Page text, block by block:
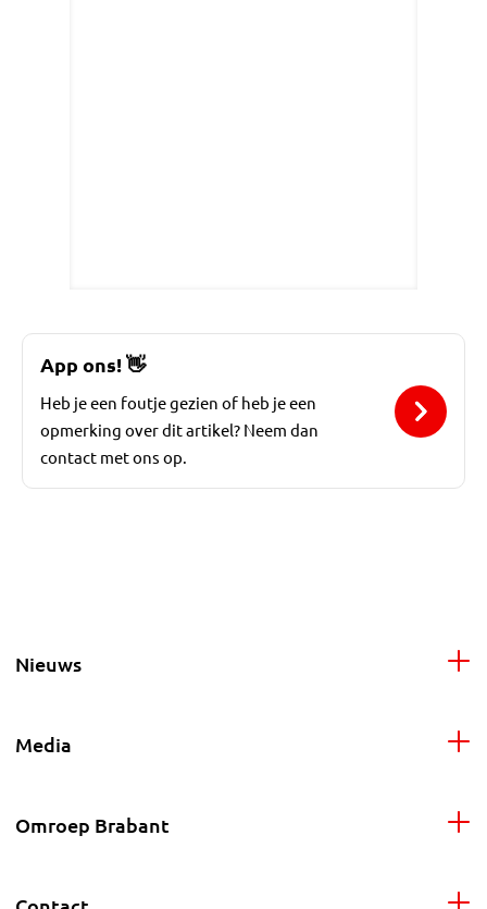
App ons!👋
Heb je een foutje gezien of heb je een
opmerking over dit artikel? Neem dan
contact met ons op.
Nieuws
Media
Omroep Brabant